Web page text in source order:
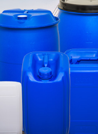
厂房设备